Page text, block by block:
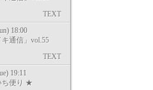
TEXT
18:00
キ通信」vol.55
TEXT
19:11
ち便り ★